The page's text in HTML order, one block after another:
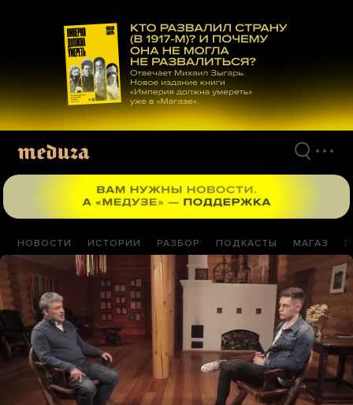
материалам
НОВОСТИ ИСТОРИИ РАЗБОР ПОДКАСТЫ МАГАЗ